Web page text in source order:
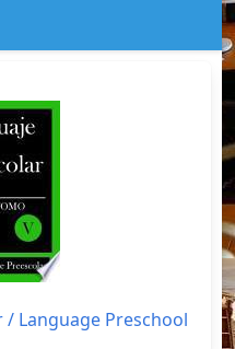
/ Language Preschool